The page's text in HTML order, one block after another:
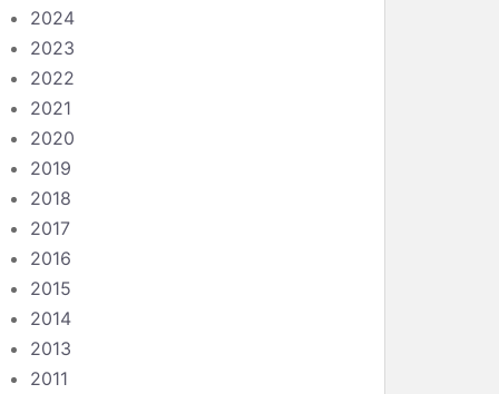
2024
2023
2022
2021
2020
2019
2018
2017
2016
2015
2014
2013
2011